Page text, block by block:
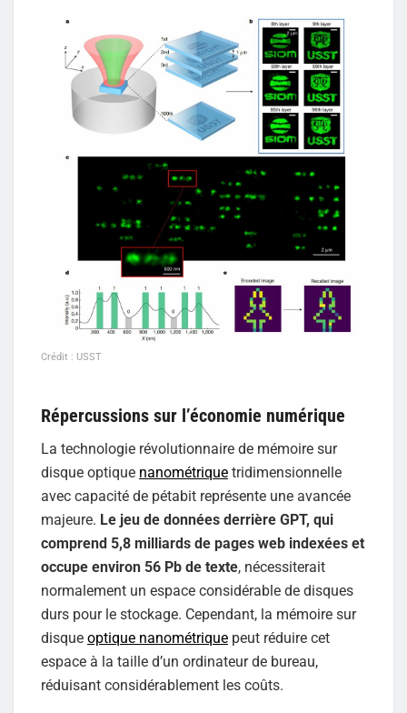
Crédit : USST
Répercussions sur l’économie numérique
La technologie révolutionnaire de mémoire sur
disque optique nanométrique tridimensionnelle
avec capacité de pétabit représente une avancée
majeure. Le jeu de données derrière GPT, qui
comprend 5,8 milliards de pages web indexées et
occupe environ 56 Pb de texte, nécessiterait
normalement un espace considérable de disques
durs pour le stockage. Cependant, la mémoire sur
disque optique nanométrique peut réduire cet
espace à la taille d’un ordinateur de bureau,
réduisant considérablement les coûts.